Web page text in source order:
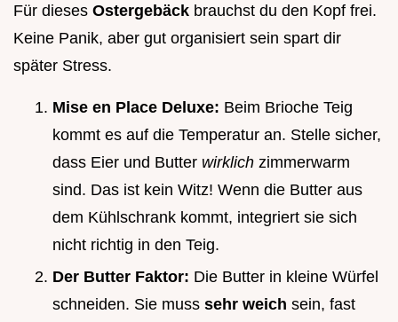
Für dieses Ostergebäck brauchst du den Kopf frei.
Keine Panik, aber gut organisiert sein spart dir
später Stress.
Mise en Place Deluxe: Beim Brioche Teig
kommt es auf die Temperatur an. Stelle sicher,
dass Eier und Butter wirklich zimmerwarm
sind. Das ist kein Witz! Wenn die Butter aus
dem Kühlschrank kommt, integriert sie sich
nicht richtig in den Teig.
Der Butter Faktor: Die Butter in kleine Würfel
schneiden. Sie muss sehr weich sein, fast